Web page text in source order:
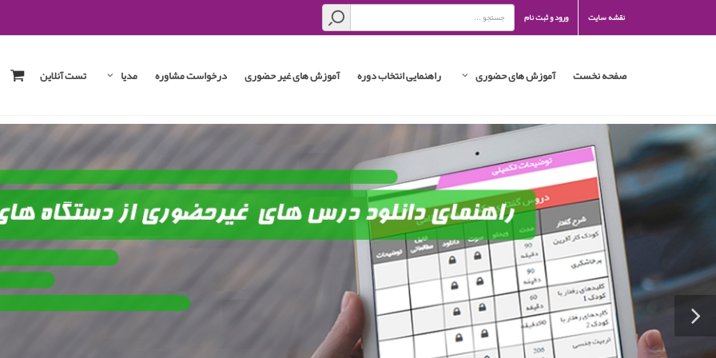
نقشه سایت ورود و ثبت نام
صفحه نخست
آموزش های حضوری راهنمایی انتخاب دوره آموزش های غیر حضوری درخواست مشاوره مدیا تست آنلاین